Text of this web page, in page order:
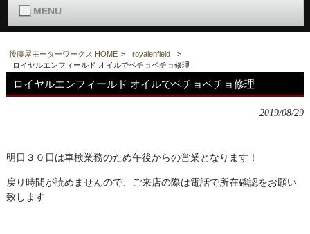
MENU
後藤屋モーターワークス HOME > royalenfield
>
ロイヤルエンフィールド オイルでベチョベチョ修理
ロイヤルエンフィールド オイルでベチョベチョ修理
2019/08/29
明日３０日は車検業務のため午後からの営業となります！
戻り時間が読めませんので、ご来店の際は電話で所在確認をお願い
致します